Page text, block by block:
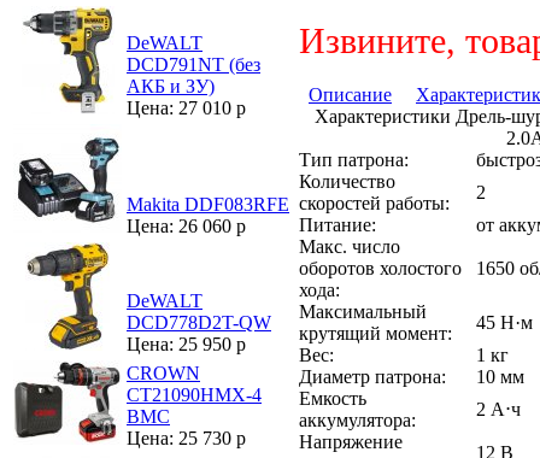
DeWALT
DCD791NT (без
АКБ и ЗУ)
Цена: 27 010 р
Makita DDF083RFE
Цена: 26 060 р
DeWALT
DCD778D2T-QW
Цена: 25 950 р
CROWN
CT21090HMX-4
BMC
Цена: 25 730 р
Извините,
Описание
Характеристики Дрель-
Тип патрона:
Количество
скоростей работы:
2
Питание:
от
Макс. число
оборотов холостого
хода:
1650
Максимальный
крутящий момент:
45 Н·м
Вес:
1 кг
Диаметр патрона:
10 мм
Емкость
аккумулятора:
2 А⋅ч
Напряжение
12 В